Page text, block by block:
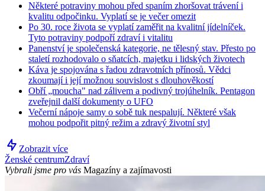
Některé potraviny mohou před spaním zhoršovat trávení i
kvalitu odpočinku. Vyplatí se je večer omezit
Po 30. roce života se vyplatí zaměřit na kvalitní jídelníček.
Tyto potraviny podpoří zdraví i vitalitu
Panenství je společenská kategorie, ne tělesný stav. Přesto po
staletí rozhodovalo o sňatcích, majetku i lidských životech
Káva je spojována s řadou zdravotních přínosů. Vědci
zkoumají i její možnou souvislost s dlouhověkostí
Obří „moucha" nad zálivem a podivný trojúhelník. Pentagon
zveřejnil další dokumenty o UFO
Večerní nápoje samy o sobě tuk nespalují. Některé však
mohou podpořit pitný režim a zdravý životní styl
Zobrazit více
Ženské centrumZdraví
Vybrali jsme pro vás Magazíny a zajímavosti